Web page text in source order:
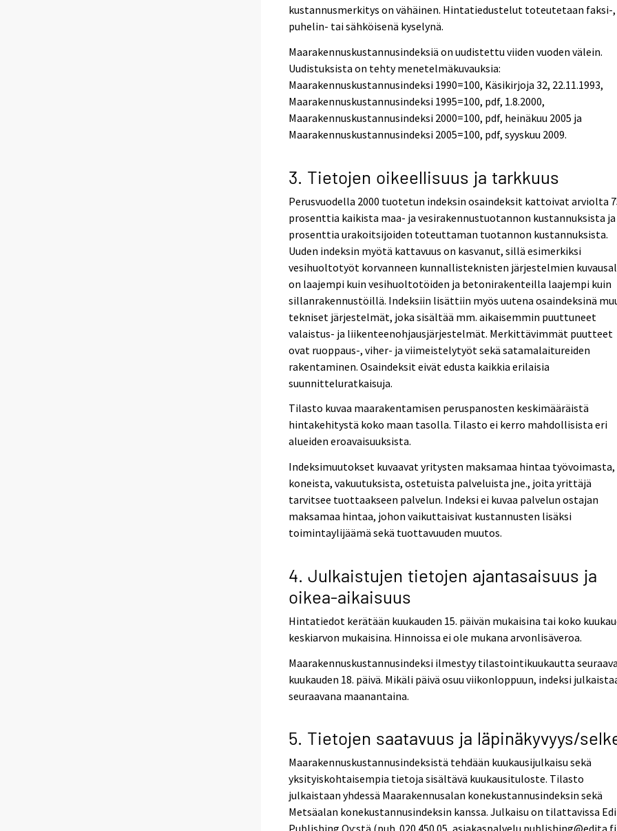
kustannusmerkitys on vähäinen. Hintatiedustelut toteutetaan faksi-,
puhelin- tai sähköisenä kyselynä.
Maarakennuskustannusindeksiä on uudistettu viiden vuoden välein.
Uudistuksista on tehty menetelmäkuvauksia:
Maarakennuskustannusindeksi 1990=100, Käsikirjoja 32, 22.11.1993,
Maarakennuskustannusindeksi 1995=100, pdf, 1.8.2000,
Maarakennuskustannusindeksi 2000=100, pdf, heinäkuu 2005 ja
Maarakennuskustannusindeksi 2005=100, pdf, syyskuu 2009.
3. Tietojen oikeellisuus ja tarkkuus
Perusvuodella 2000 tuotetun indeksin osaindeksit kattoivat arviolta
prosenttia kaikista maa- ja vesirakennustuotannon kustannuksista ja
prosenttia urakoitsijoiden toteuttaman tuotannon kustannuksista.
Uuden indeksin myötä kattavuus on kasvanut, sillä esimerkiksi
vesihuoltotyöt korvanneen kunnallisteknisten järjestelmien
on laajempi kuin vesihuoltotöiden ja betonirakenteilla laajempi kuin
sillanrakennustöillä. Indeksiin lisättiin myös uutena osaindeksinä
tekniset järjestelmät, joka sisältää mm. aikaisemmin puuttuneet
valaistus- ja liikenteenohjausjärjestelmät. Merkittävimmät puutteet
ovat ruoppaus-, viher- ja viimeistelytyöt sekä satamalaitureiden
rakentaminen. Osaindeksit eivät edusta kaikkia erilaisia
suunnitteluratkaisuja.
Tilasto kuvaa maarakentamisen peruspanosten keskimääräistä
hintakehitystä koko maan tasolla. Tilasto ei kerro mahdollisista eri
alueiden eroavaisuuksista.
Indeksimuutokset kuvaavat yritysten maksamaa hintaa työvoimasta,
koneista, vakuutuksista, ostetuista palveluista jne., joita yrittäjä
tarvitsee tuottaakseen palvelun. Indeksi ei kuvaa palvelun ostajan
maksamaa hintaa, johon vaikuttaisivat kustannusten lisäksi
toimintaylijäämä sekä tuottavuuden muutos.
4. Julkaistujen tietojen ajantasaisuus ja
oikea-aikaisuus
Hintatiedot kerätään kuukauden 15. päivän mukaisina tai koko
keskiarvon mukaisina. Hinnoissa ei ole mukana arvonlisäveroa.
Maarakennuskustannusindeksi ilmestyy tilastointikuukautta
kuukauden 18. päivä. Mikäli päivä osuu viikonloppuun, indeksi
seuraavana maanantaina.
5. Tietojen saatavuus ja läpinäkyvyys/
Maarakennuskustannusindeksistä tehdään kuukausijulkaisu sekä
yksityiskohtaisempia tietoja sisältävä kuukausituloste. Tilasto
julkaistaan yhdessä Maarakennusalan konekustannusindeksin sekä
Metsäalan konekustannusindeksin kanssa. Julkaisu on tilattavissa